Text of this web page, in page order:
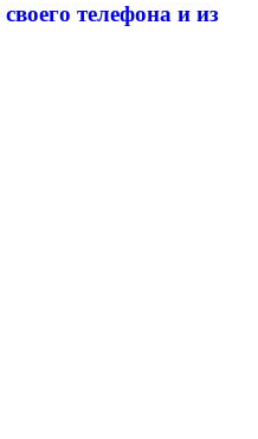
телефона и из